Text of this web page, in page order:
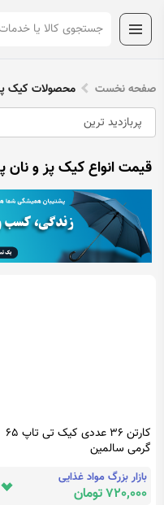
صفحه نخست محصولات کیک
قیمت انواع کیک پز و نان
کارتن 36 عددی کیک تی تاپ 65
گرمی سالمین
بازار بزرگ مواد غذایی
720,000 تومان